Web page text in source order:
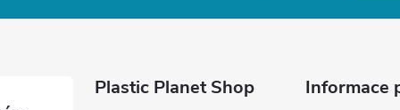
Plastic Planet Shop Informace